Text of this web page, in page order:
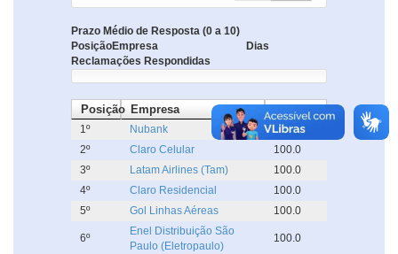
Prazo Médio de Resposta (0 a 10)
PosiçãoEmpresa
Dias
Reclamações Respondidas
Posição Empresa
1º Nubank
100.0
2º
Claro Celular
100.0
3º
Latam Airlines (Tam)
100.0
4º
Claro Residencial
100.0
5º
Gol Linhas Aéreas 100.0
6º
Enel Distribuição São
Paulo (Eletropaulo)
100.0